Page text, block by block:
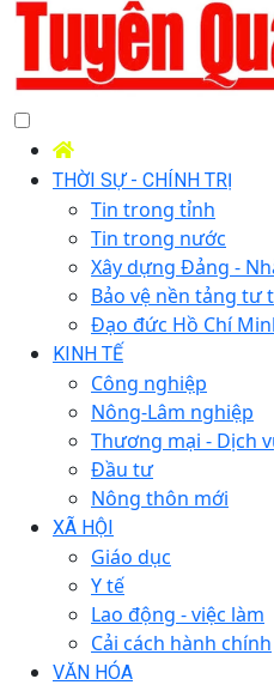
THỜI SỰ - CHÍNH TRỊ
Tin trong tỉnh
Tin trong nước
Xây dựng Đảng -
Bảo vệ nền tảng tư
Đạo đức Hồ Chí
KINH TẾ
Công nghiệp
Nông-Lâm nghiệp
Thương mại - Dịch
Đầu tư
Nông thôn mới
XÃ HỘI
Giáo dục
Y tế
Lao động - việc làm
Cải cách hành chính
VĂN HÓA